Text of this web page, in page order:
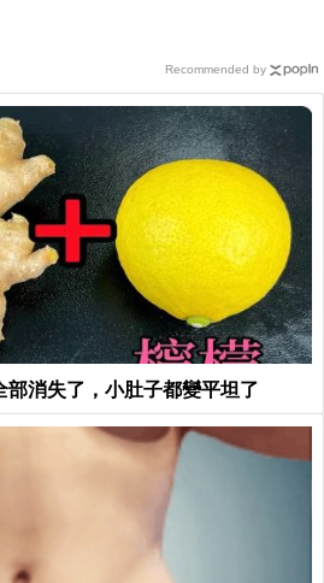
消失了，小肚子都變平坦了
Recommended by